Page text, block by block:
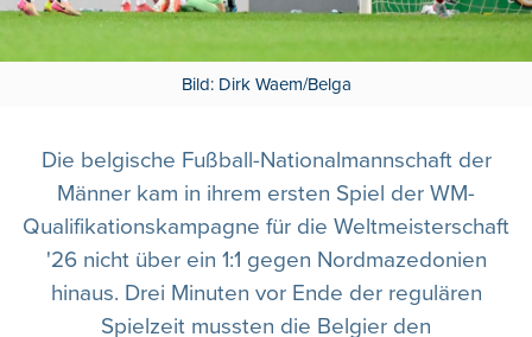
Bild: Dirk Waem/Belga
Die belgische Fußball-Nationalmannschaft der
Männer kam in ihrem ersten Spiel der WM-
Qualifikationskampagne für die Weltmeisterschaft
'26 nicht über ein 1:1 gegen Nordmazedonien
hinaus. Drei Minuten vor Ende der regulären
Spielzeit mussten die Belgier den